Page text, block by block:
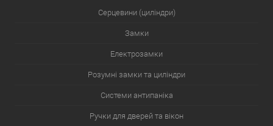
Серцевини (циліндри)
Замки
Електрозамки
Розумні замки та циліндри
Системи антипаніка
Ручки для дверей та вікон